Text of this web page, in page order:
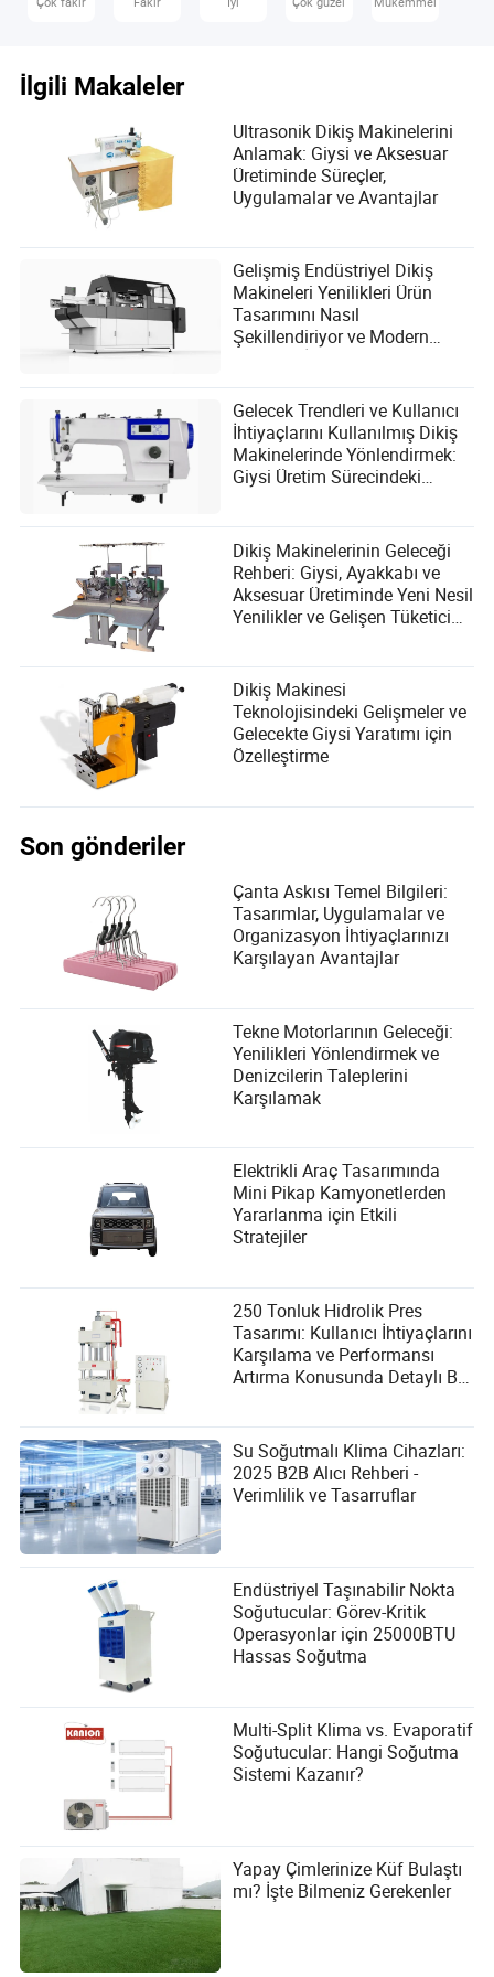
A: Üretici tarafından sağlanan güvenlik yönergelerine her
zaman uyun ve uygun şekilde kullanın ve bakım yapın.
Belirli işlemler için koruyucu ekipman gerekli olabilir.
Kyler Hawkins
Yazar
uzmanlığa sahip deneyimli bir makale yazarıdır.
Yılların tecrübesiyle, Kyler, endüstrisinde uluslararası
tedarik süreçlerinin karmaşıklıkları konusunda
başvurulan bir otorite haline gelmiştir ve küresel
tedarik zincirini etkileyen tarifeler, lojistik ve döviz
kurları hakkında içgörülü analizler sunmaktadır.
İlgili Makaleler
Ultrasonik Dikiş Makinelerini
Anlamak: Giysi ve Aksesuar
Üretiminde Süreçler,
Uygulamalar ve Avantajlar
Gelişmiş Endüstriyel Dikiş
Makineleri Yenilikleri Ürün
Tasarımını Nasıl
Şekillendiriyor ve Modern
Gelecek Trendleri ve Kullanıcı
İhtiyaçlarını Kullanılmış Dikiş
Makinelerinde Yönlendirmek:
Giysi Üretim Sürecindeki
Dikiş Makinelerinin Geleceği
Rehberi: Giysi, Ayakkabı ve
Aksesuar Üretiminde Yeni Nesil
Yenilikler ve Gelişen Tüketici
Dikiş Makinesi
Teknolojisindeki Gelişmeler ve
Gelecekte Giysi Yaratımı için
Özelleştirme
Son gönderiler
Çanta Askısı Temel Bilgileri:
Tasarımlar, Uygulamalar ve
Organizasyon İhtiyaçlarınızı
Karşılayan Avantajlar
Tekne Motorlarının Geleceği:
Yenilikleri Yönlendirmek ve
Denizcilerin Taleplerini
Karşılamak
Elektrikli Araç Tasarımında
Mini Pikap Kamyonetlerden
Yararlanma için Etkili
Stratejiler
250 Tonluk Hidrolik Pres
Tasarımı: Kullanıcı İhtiyaçlarını
Karşılama ve Performansı
Artırma Konusunda Detaylı Bir
Su Soğutmalı Klima Cihazları:
2025 B2B Alıcı Rehberi -
Verimlilik ve Tasarruflar
Endüstriyel Taşınabilir Nokta
Soğutucular: Görev-Kritik
Operasyonlar için 25000BTU
Hassas Soğutma
Multi-Split Klima vs. Evaporatif
Soğutucular: Hangi Soğutma
Sistemi Kazanır?
Yapay Çimlerinize Küf Bulaştı
mı? İşte Bilmeniz Gerekenler